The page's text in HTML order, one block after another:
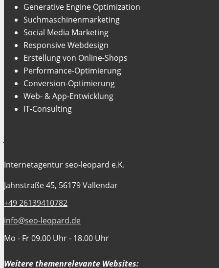
Generative Engine Optimization
Suchmaschinenmarketing
Social Media Marketing
Responsive Webdesign
Erstellung von Online-Shops
Performance-Optimierung
Conversion-Optimierung
Web- & App-Entwicklung
IT-Consulting
Internetagentur seo-leopard e.K.
Jahnstraße 45, 56179 Vallendar
+49 26139410782
info@seo-leopard.de
Mo - Fr 09.00 Uhr - 18.00 Uhr
Weitere themenrelevante Websites: